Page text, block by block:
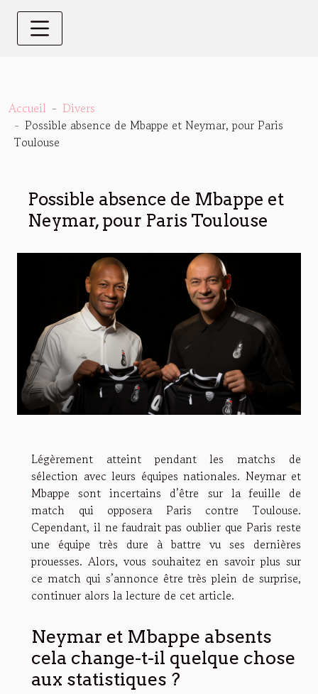
Accueil
Divers
Possible absence de Mbappe et Neymar, pour Paris
Toulouse
Possible absence de Mbappe et
Neymar, pour Paris Toulouse
Légèrement atteint pendant les matchs de
sélection avec leurs équipes nationales. Neymar et
Mbappe sont incertains d’être sur la feuille de
match qui opposera Paris contre Toulouse.
Cependant, il ne faudrait pas oublier que Paris reste
une équipe très dure à battre vu ses dernières
prouesses. Alors, vous souhaitez en savoir plus sur
ce match qui s’annonce être très plein de surprise,
continuer alors la lecture de cet article.
Neymar et Mbappe absents
cela change-t-il quelque chose
aux statistiques ?